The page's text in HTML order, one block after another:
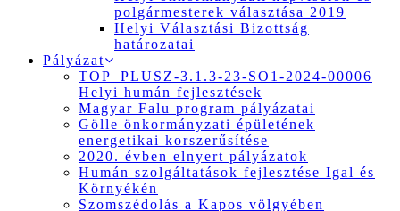
polgármesterek választása 2019
Helyi Választási Bizottság
határozatai
Pályázat
TOP_PLUSZ-3.1.3-23-SO1-2024-00006
Helyi humán fejlesztések
Magyar Falu program pályázatai
Gölle önkormányzati épületének
energetikai korszerűsítése
2020. évben elnyert pályázatok
Humán szolgáltatások fejlesztése Igal és
Környékén
Szomszédolás a Kapos völgyében